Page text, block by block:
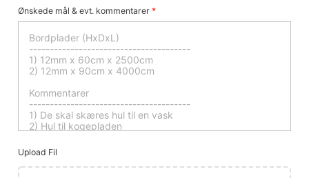
Ønskede mål & evt. kommentarer *
Upload Fil